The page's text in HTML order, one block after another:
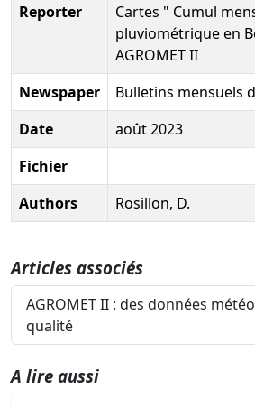
Reporter
Cartes " Cumul
pluviométrique en
AGROMET II
Newspaper
Bulletins mensuels
Date
août 2023
Fichier
Authors
Rosillon, D.
Articles associés
AGROMET II : des données
qualité
A lire aussi